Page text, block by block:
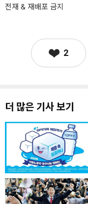
전재 & 재배포 금지
2
더 많은 기사 보기